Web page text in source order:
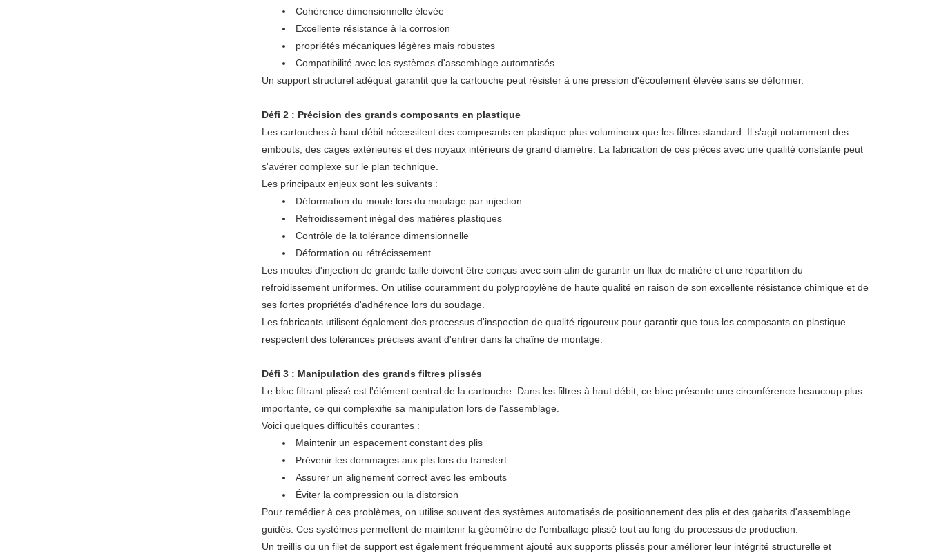
Cohérence dimensionnelle élevée
Excellente résistance à la corrosion
propriétés mécaniques légères mais robustes
Compatibilité avec les systèmes d'assemblage automatisés
Un support structurel adéquat garantit que la cartouche peut résister à une pression d'écoulement élevée sans se déformer.
Défi 2 : Précision des grands composants en plastique
Les cartouches à haut débit nécessitent des composants en plastique plus volumineux que les filtres standard. Il s'agit notamment des
embouts, des cages extérieures et des noyaux intérieurs de grand diamètre. La fabrication de ces pièces avec une qualité constante peut
s'avérer complexe sur le plan technique.
Les principaux enjeux sont les suivants :
Déformation du moule lors du moulage par injection
Refroidissement inégal des matières plastiques
Contrôle de la tolérance dimensionnelle
Déformation ou rétrécissement
Les moules d'injection de grande taille doivent être conçus avec soin afin de garantir un flux de matière et une répartition du
refroidissement uniformes. On utilise couramment du polypropylène de haute qualité en raison de son excellente résistance chimique et de
ses fortes propriétés d'adhérence lors du soudage.
Les fabricants utilisent également des processus d'inspection de qualité rigoureux pour garantir que tous les composants en plastique
respectent des tolérances précises avant d'entrer dans la chaîne de montage.
Défi 3 : Manipulation des grands filtres plissés
Le bloc filtrant plissé est l'élément central de la cartouche. Dans les filtres à haut débit, ce bloc présente une circonférence beaucoup plus
importante, ce qui complexifie sa manipulation lors de l'assemblage.
Voici quelques difficultés courantes :
Maintenir un espacement constant des plis
Prévenir les dommages aux plis lors du transfert
Assurer un alignement correct avec les embouts
Éviter la compression ou la distorsion
Pour remédier à ces problèmes, on utilise souvent des systèmes automatisés de positionnement des plis et des gabarits d'assemblage
guidés. Ces systèmes permettent de maintenir la géométrie de l'emballage plissé tout au long du processus de production.
Un treillis ou un filet de support est également fréquemment ajouté aux supports plissés pour améliorer leur intégrité structurelle et